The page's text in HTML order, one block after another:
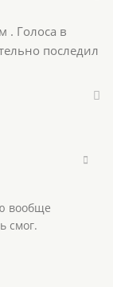
. Голоса в
последил
вообще
смог.